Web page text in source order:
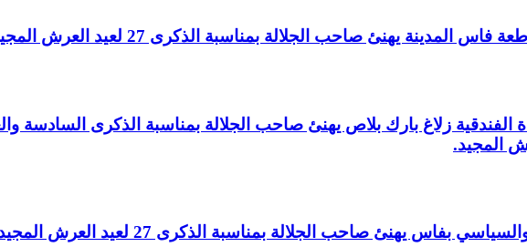
يهنئ صاحب الجلالة بمناسبة الذكرى 27 لعيد العرش المجيد.
الفندقية زلاغ بارك بلاص يهنئ صاحب الجلالة بمناسبة الذكرى
المجيد.
يهنئ صاحب الجلالة بمناسبة الذكرى 27 لعيد العرش المجيد